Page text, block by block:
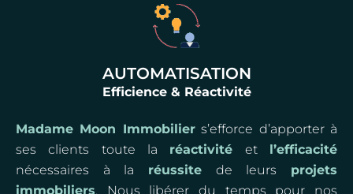
AUTOMATISATION
Efficience & Réactivité
Madame Moon Immobiliers’efforce d’apporter à
ses clients toute la réactivité et l’efficacité
nécessaires à la réussite de leurs projets
immobiliers. Nous libérer du temps pour nos